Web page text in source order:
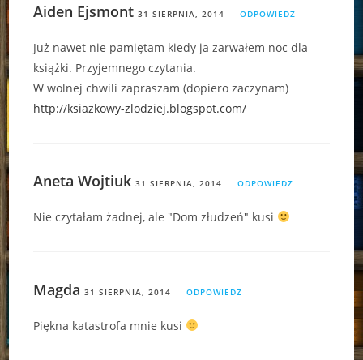
Aiden Ejsmont 31 SIERPNIA, 2014 ODPOWIEDZ
Już nawet nie pamiętam kiedy ja zarwałem noc dla
książki. Przyjemnego czytania.
W wolnej chwili zapraszam (dopiero zaczynam)
http://ksiazkowy-zlodziej.blogspot.com/
Aneta Wojtiuk 31 SIERPNIA, 2014 ODPOWIEDZ
Nie czytałam żadnej, ale "Dom złudzeń" kusi
Magda 31 SIERPNIA, 2014 ODPOWIEDZ
Piękna katastrofa mnie kusi